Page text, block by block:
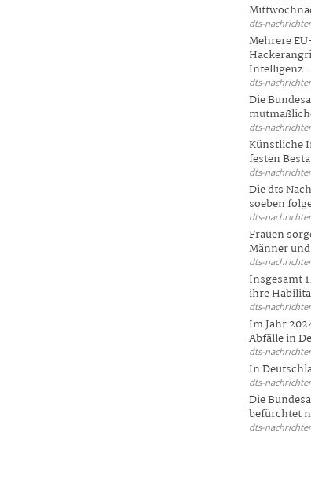
dts-
Mehrere
Intelligenz
dts-
Die
dts-
Künstliche
festen
dts-
Die dts
soeben
dts-
Frauen
Männer
dts-
Insgesamt
ihre
dts-
Im Jahr
Abfälle in
dts-
In
dts-
Die
befürchtet
dts-